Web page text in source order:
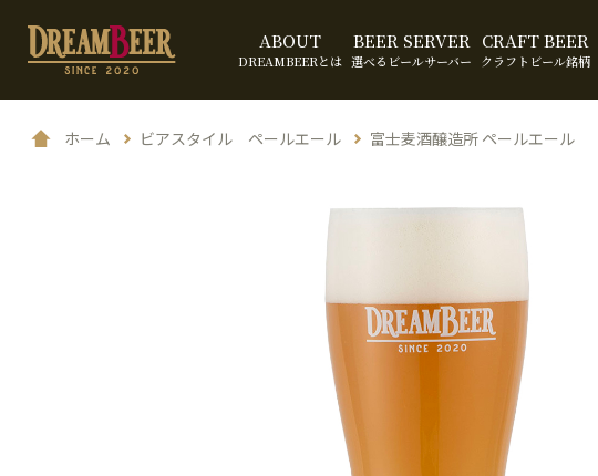
ABOUT
DREAMBEERとは
BEER SERVER
選べるビールサーバー
CRAFT BEER
クラフトビール銘柄
ホーム ビアスタイル ペールエール 富士麦酒醸造所 ペールエール